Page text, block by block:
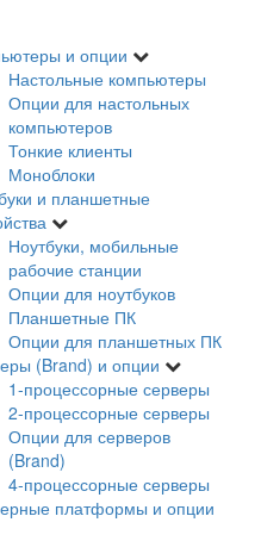
и опции
Настольные компьютеры
Опции для настольных
компьютеров
Тонкие клиенты
Моноблоки
и планшетные
Ноутбуки, мобильные
рабочие станции
Опции для ноутбуков
Планшетные ПК
Опции для планшетных ПК
(Brand) и опции
1-процессорные серверы
2-процессорные серверы
Опции для серверов
(Brand)
4-процессорные серверы
платформы и опции